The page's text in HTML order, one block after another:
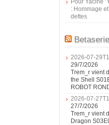
Pour Yacine
: Hommage
dettes
2026-07-
29/7/2026
Trem_r vient
the Shell
ROBOT
2026-07-
27/7/2026
Trem_r vient
Dragon